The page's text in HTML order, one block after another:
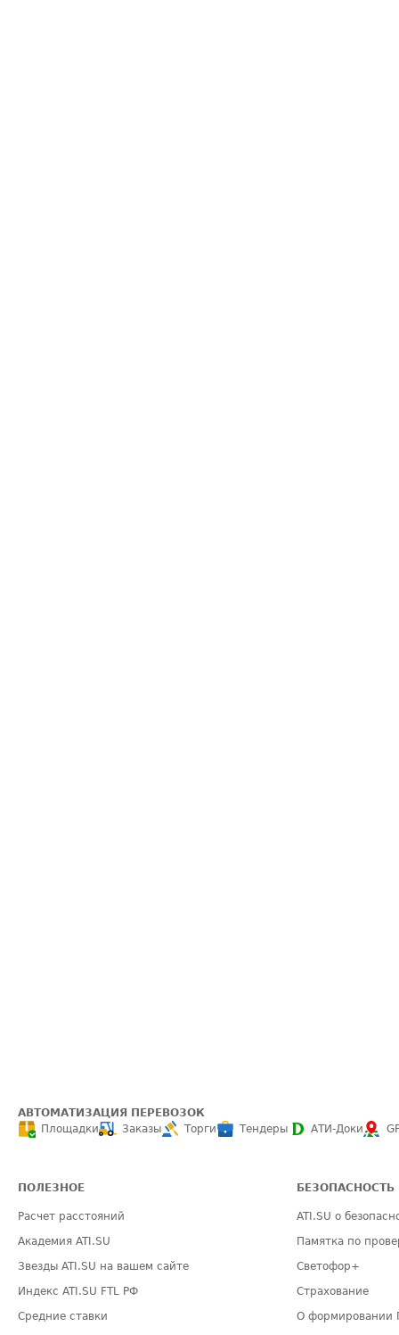
АВТОМАТИЗАЦИЯ ПЕРЕВОЗОК
Площадки
Заказы Торги Тендеры АТИ-Доки
ПОЛЕЗНОЕ
Расчет расстояний
Академия ATI.SU
Звезды ATI.SU на вашем сайте
Индекс ATI.SU FTL РФ
Средние ставки
БЕЗОПАСНОСТЬ
ATI.SU о
Памятка по
Светофор+
Страхование
О формировании